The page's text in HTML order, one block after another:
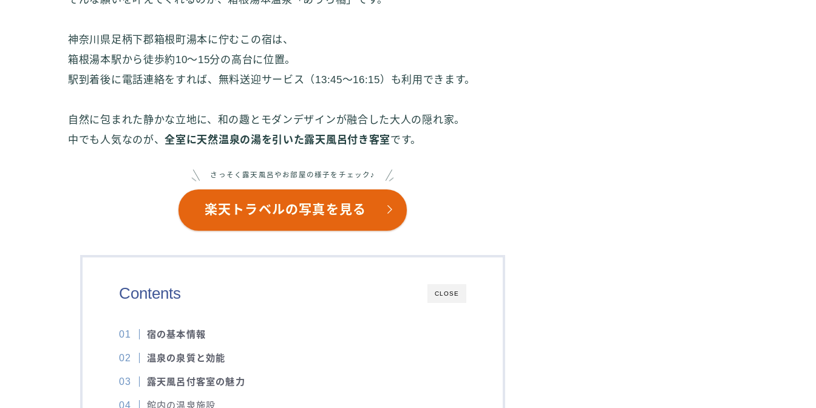
神奈川県足柄下郡箱根町湯本に佇むこの宿は、
箱根湯本駅から徒歩約10〜15分の高台に位置。
駅到着後に電話連絡をすれば、無料送迎サービス（13:45〜16:15）も利用できます。
自然に包まれた静かな立地に、和の趣とモダンデザインが融合した大人の隠れ家。
中でも人気なのが、全室に天然温泉の湯を引いた露天風呂付き客室です。
さっそく露天風呂やお部屋の様子をチェック♪
楽天トラベルの写真を見る
CLOSE
Contents
宿の基本情報
温泉の泉質と効能
露天風呂付客室の魅力
館内の温泉施設